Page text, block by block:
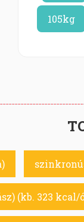
105kg
(kb. 323 kcal/